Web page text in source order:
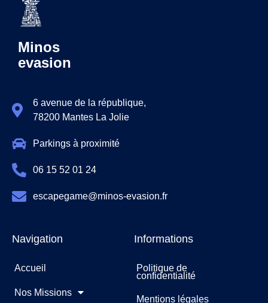
Minos
evasion
6 avenue de la république,
78200 Mantes La Jolie
Parkings à proximité
06 15 52 01 24
escapegame@minos-evasion.fr
Navigation
Accueil
Nos Missions
Informations
Politique de
confidentialité
Mentions légales